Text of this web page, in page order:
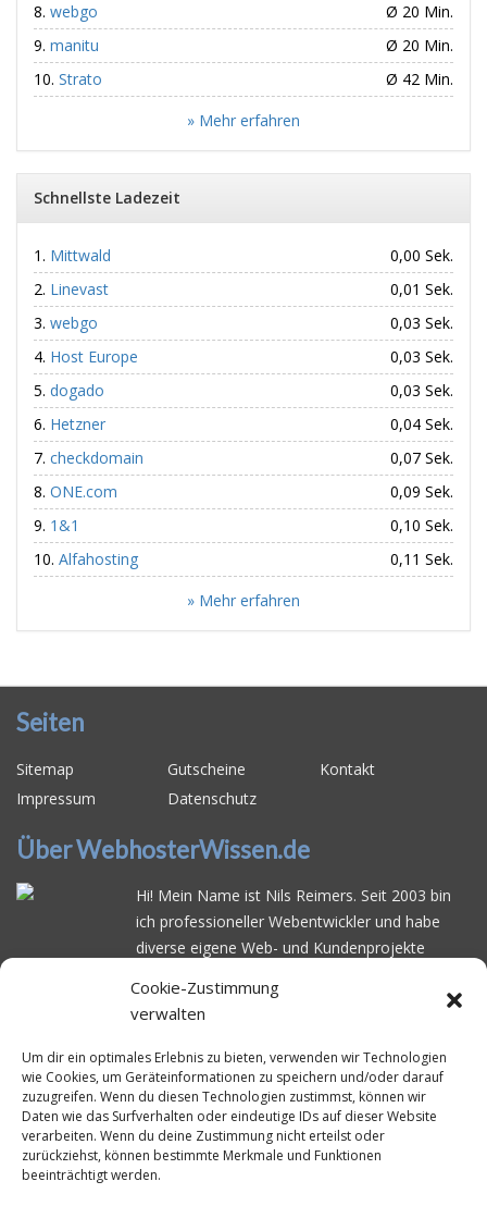
Cookie-Zustimmung
verwalten
Um dir ein optimales Erlebnis zu bieten, verwenden wir Technologien
wie Cookies, um Geräteinformationen zu speichern und/oder darauf
zuzugreifen. Wenn du diesen Technologien zustimmst, können wir
Daten wie das Surfverhalten oder eindeutige IDs auf dieser Website
verarbeiten. Wenn du deine Zustimmung nicht erteilst oder
zurückziehst, können bestimmte Merkmale und Funktionen
beeinträchtigt werden.
webgo
Ø 20 Min.
manitu
Ø 20 Min.
Strato
Ø 42 Min.
» Mehr erfahren
Schnellste Ladezeit
Mittwald
0,00 Sek.
Linevast
0,01 Sek.
webgo
0,03 Sek.
Host Europe
0,03 Sek.
dogado
0,03 Sek.
Hetzner
0,04 Sek.
checkdomain
0,07 Sek.
ONE.com
0,09 Sek.
1&1
0,10 Sek.
Alfahosting
0,11 Sek.
» Mehr erfahren
Seiten
Sitemap Gutscheine
Kontakt
Impressum
Datenschutz
Über WebhosterWissen.de
Hi! Mein Name ist Nils Reimers. Seit 2003 bin
ich professioneller Webentwickler und habe
diverse eigene Web- und Kundenprojekte
schwierig ist gutes Webhosting zu finden: Bei
vielen Anbietern ärgert man sich über
Serverausfälleoder überlangsame
Ladezeiten. Deswegen habe ich im Mai 2016
angefangen, die bekanntesten Webhoster
systematisch zu testen und deren
Erreichbarkeit und Ladezeit für eine typische
Website basierend auf dem beliebten CMS-